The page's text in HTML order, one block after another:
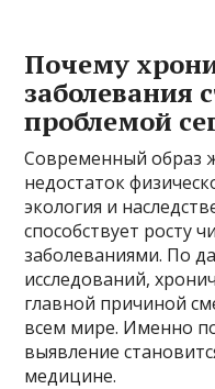
Почему
заболевания
проблемой
Современный образ
недостаток
экология и
способствует росту
заболеваниями. По
исследований,
главной причиной
всем мире. Именно
выявление
медицине.